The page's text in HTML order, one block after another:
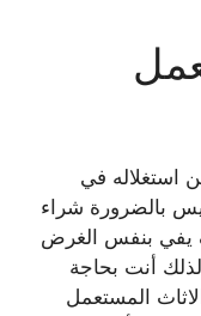
استغلاله في
بالضرورة شراء
يفي بنفس الغرض
أنت بحاجة
المستعمل